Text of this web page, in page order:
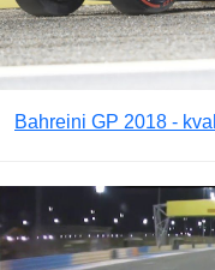
Bahreini GP 2018 -